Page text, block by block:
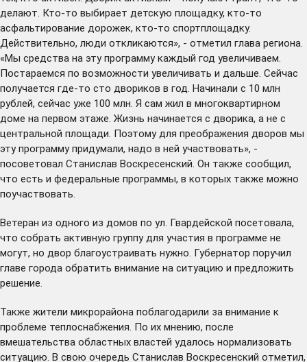
делают. Кто-то выбирает детскую площадку, кто-то
асфальтирование дорожек, кто-то спортплощадку.
Действительно, люди откликаются», - отметил глава региона.
«Мы средства на эту программу каждый год увеличиваем.
Постараемся по возможности увеличивать и дальше. Сейчас
получается где-то сто двориков в год. Начинали с 10 млн
рублей, сейчас уже 100 млн. Я сам жил в многоквартирном
доме на первом этаже. Жизнь начинается с дворика, а не с
центральной площади. Поэтому для преображения дворов мы
эту программу придумали, надо в ней участвовать», -
посоветовал Станислав Воскресенский. Он также сообщил,
что есть и федеральные программы, в которых также можно
поучаствовать.
Ветеран из одного из домов по ул. Гвардейской посетовала,
что собрать активную группу для участия в программе не
могут, но двор благоустраивать нужно. Губернатор поручил
главе города обратить внимание на ситуацию и предложить
решение.
Также жители микрорайона поблагодарили за внимание к
проблеме теплоснабжения. По их мнению, после
вмешательства областных властей удалось нормализовать
ситуацию. В свою очередь Станислав Воскресенский отметил,